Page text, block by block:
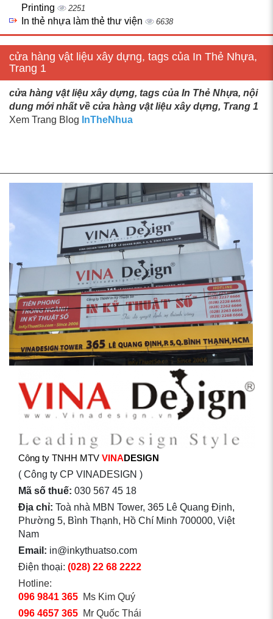
Printing
2251
In thẻ nhựa làm thẻ thư viện 6638
cửa hàng vật liệu xây dựng, tags của In Thẻ Nhựa,
Trang 1
cửa hàng vật liệu xây dựng, tags của In Thẻ Nhựa, nội
dung mới nhất về cửa hàng vật liệu xây dựng, Trang 1
Xem Trang Blog InTheNhua
Công ty TNHH MTV VINADESIGN
( Công ty CP VINADESIGN )
Mã số thuế: 030 567 45 18
Địa chỉ: Toà nhà MBN Tower, 365 Lê Quang Định,
Phường 5, Bình Thạnh, Hồ Chí Minh 700000, Việt
Nam
Email: in@inkythuatso.com
Điện thoại: (028) 22 68 2222
Hotline:
096 9841 365 Ms Kim Quý
096 4657 365 Mr Quốc Thái